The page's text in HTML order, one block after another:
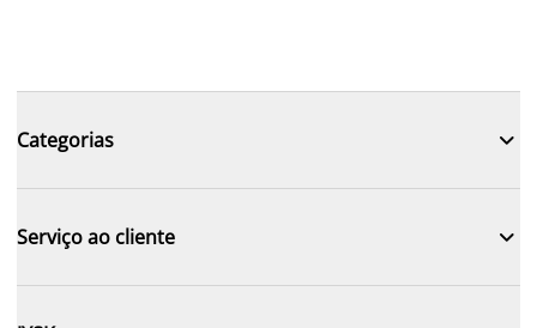
Categorias 
Serviço ao cliente 